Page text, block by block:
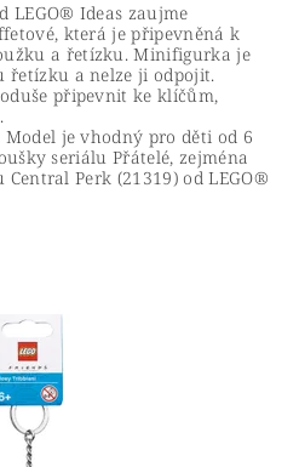
LEGO® Ideas zaujme
která je připevněná k
a řetízku. Minifigurka je
řetízku a nelze ji odpojit.
připevnit ke klíčům,
je vhodný pro děti od 6
seriálu Přátelé, zejména
Perk (21319) od LEGO®